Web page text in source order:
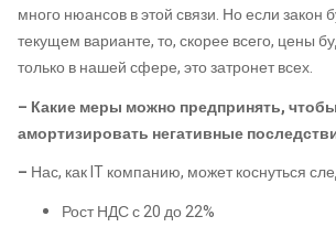
много нюансов в этой связи. Но если закон
текущем варианте, то, скорее всего, цены
только в нашей сфере, это затронет всех.
– Какие меры можно предпринять,
амортизировать негативные
– Нас, как IT компанию, может коснуться
Рост НДС с 20 до 22%